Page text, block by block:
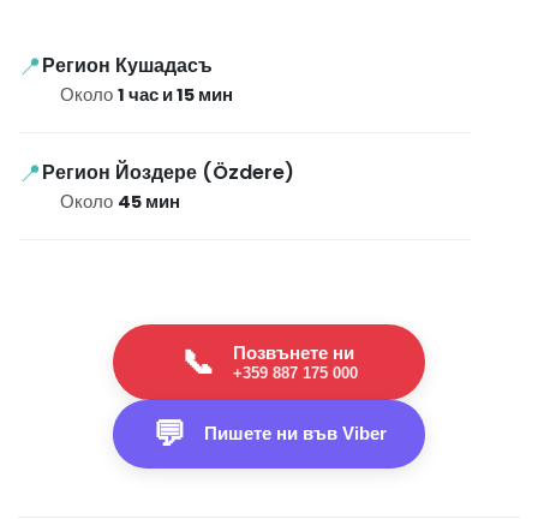
📍Регион Кушадасъ
Около 1 час и 15 мин
📍Регион Йоздере (Özdere)
Около 45 мин
📞 Позвънете ни
+359 887 175 000
💬 Пишете ни във Viber